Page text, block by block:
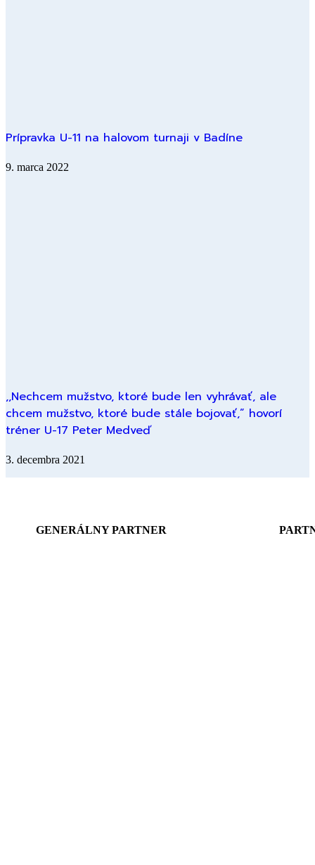
Prípravka U-11 na halovom turnaji v Badíne
9. marca 2022
,,Nechcem mužstvo, ktoré bude len vyhrávať, ale
chcem mužstvo, ktoré bude stále bojovať,” hovorí
tréner U-17 Peter Medveď
3. decembra 2021
GENERÁLNY PARTNER